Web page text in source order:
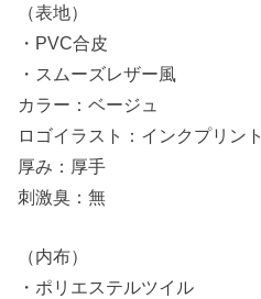
（表地）
・PVC合皮
・スムーズレザー風
カラー：ベージュ
ロゴイラスト：インクプリント
厚み：厚手
刺激臭：無
（内布）
・ポリエステルツイル